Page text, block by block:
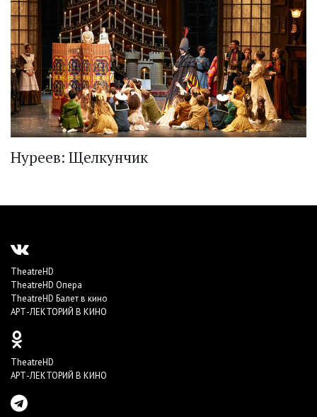
Нуреев: Щелкунчик
TheatreHD
TheatreHD Опера
TheatreHD Балет в кино
АРТ-ЛЕКТОРИЙ В КИНО
TheatreHD
АРТ-ЛЕКТОРИЙ В КИНО